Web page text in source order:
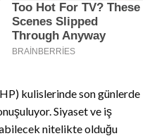
kulislerinde son günlerde
Siyaset ve iş
nitelikte olduğu